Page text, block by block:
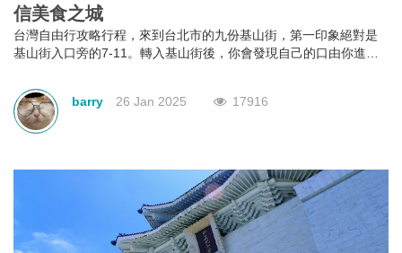
信美食之城
台灣自由行攻略行程，來到台北市的九份基山街，第一印象絕對是
基山街入口旁的7-11。轉入基山街後，你會發現自己的口由你進入
上林立滿目的美食。有深坑烤臭豆腐、九份傳統魚丸、綜合魚丸
湯、紅糟素肉圓、花生卷、油蔥粿、芋仔粿等等。基山街絕對是追
求keep fit體態的人，特別是女士門的一大挑戰。
barry 26 Jan 2025 17916